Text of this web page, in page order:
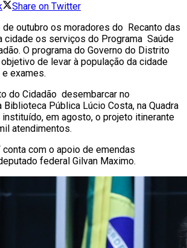
Share on Twitter
de outubro os moradores do Recanto das
cidade os serviços do Programa Saúde
O programa do Governo do Distrito
objetivo de levar à população da cidade
exames.
do Cidadão desembarcar no
Pública Lúcio Costa, na Quadra
em agosto, o projeto itinerante
atendimentos.
conta com o apoio de emendas
federal Gilvan Maximo.